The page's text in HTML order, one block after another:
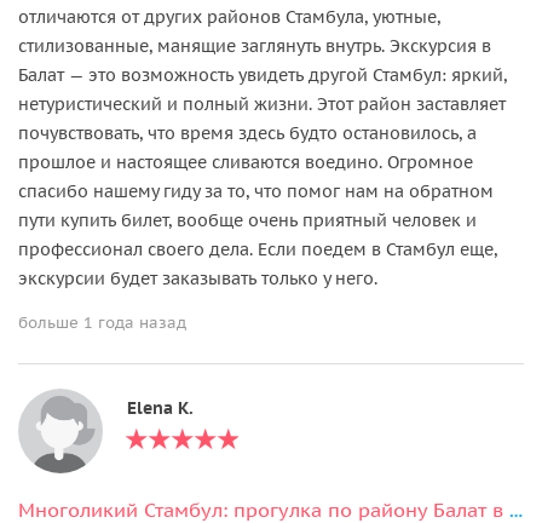
отличаются от других районов Стамбула, уютные,
стилизованные, манящие заглянуть внутрь. Экскурсия в
Балат — это возможность увидеть другой Стамбул: яркий,
нетуристический и полный жизни. Этот район заставляет
почувствовать, что время здесь будто остановилось, а
прошлое и настоящее сливаются воедино. Огромное
спасибо нашему гиду за то, что помог нам на обратном
пути купить билет, вообще очень приятный человек и
профессионал своего дела. Если поедем в Стамбул еще,
экскурсии будет заказывать только у него.
больше 1 года назад
Elena K.
Многоликий Стамбул: прогулка по району Балат в мини-группе